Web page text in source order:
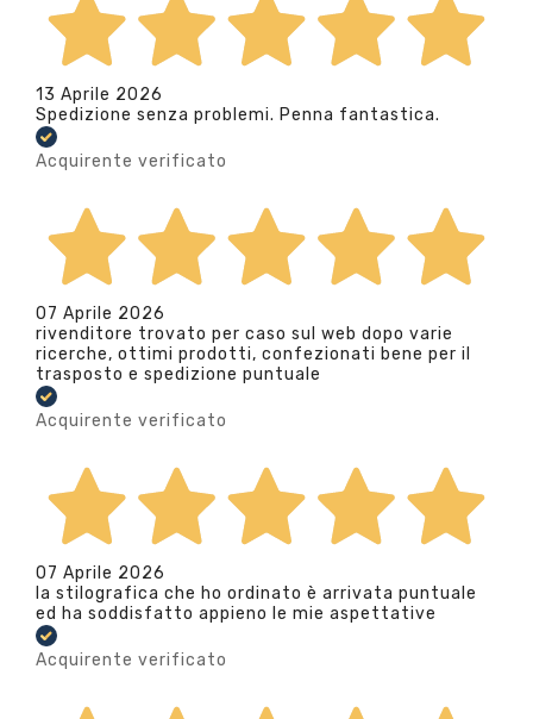
13 Aprile 2026
Spedizione senza problemi. Penna fantastica.
Acquirente verificato
07 Aprile 2026
rivenditore trovato per caso sul web dopo varie
ricerche, ottimi prodotti, confezionati bene per il
trasposto e spedizione puntuale
Acquirente verificato
07 Aprile 2026
la stilografica che ho ordinato è arrivata puntuale
ed ha soddisfatto appieno le mie aspettative
Acquirente verificato